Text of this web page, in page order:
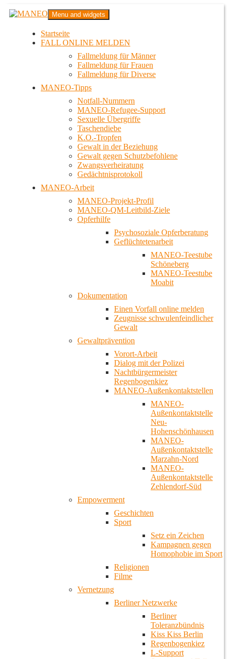
Zum
InhaltMANEO
Das schwule Anti-Gewalt-Projekt in Berlin
Menu and widgets
Startseite
FALL ONLINE MELDEN
Fallmeldung für Männer
Fallmeldung für Frauen
Fallmeldung für Diverse
MANEO-Tipps
Notfall-Nummern
MANEO-Refugee-Support
Sexuelle Übergriffe
Taschendiebe
K.O.-Tropfen
Gewalt in der Beziehung
Gewalt gegen Schutzbefohlene
Zwangsverheiratung
Gedächtnisprotokoll
MANEO-Arbeit
MANEO-Projekt-Profil
MANEO-QM-Leitbild-Ziele
Opferhilfe
Psychosoziale Opferberatung
Geflüchtetenarbeit
MANEO-Teestube
Schöneberg
MANEO-Teestube
Moabit
Dokumentation
Einen Vorfall online melden
Zeugnisse schwulenfeindlicher
Gewalt
Gewaltprävention
Vorort-Arbeit
Dialog mit der Polizei
Nachtbürgermeister
Regenbogenkiez
MANEO-Außenkontaktstellen
MANEO-
Außenkontaktstelle
Neu-
Hohenschönhausen
MANEO-
Außenkontaktstelle
Marzahn-Nord
MANEO-
Außenkontaktstelle
Zehlendorf-Süd
Empowerment
Geschichten
Sport
Setz ein Zeichen
Kampagnen gegen
Homophobie im Sport
Religionen
Filme
Vernetzung
Berliner Netzwerke
Berliner
Toleranzbündnis
Kiss Kiss Berlin
Regenbogenkiez
L-Support